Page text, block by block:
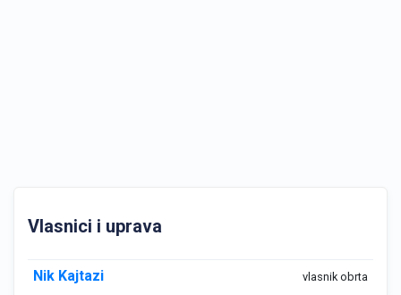
Vlasnici i uprava
Nik Kajtazi vlasnik obrta